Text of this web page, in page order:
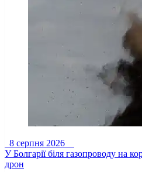
8 серпня 2026
У Болгарії біля газопроводу на
дрон